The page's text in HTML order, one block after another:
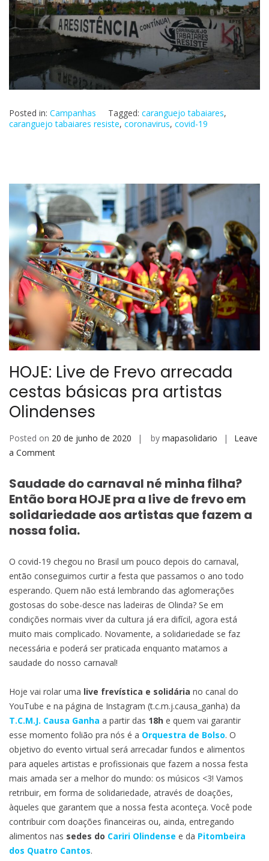
Posted in: Campanhas Tagged: caranguejo tabaiares,
caranguejo tabaiares resiste, coronavirus, covid-19
HOJE: Live de Frevo arrecada
cestas básicas pra artistas
Olindenses
Posted on 20 de junho de 2020 by mapasolidario
Leave
a Commenton
Live
de
Frevo
arrecada
cestas
pra
artistas
Olindenses
Saudade do carnaval né minha filha?
Então bora HOJE pra a live de frevo em
solidariedade aos artistas que fazem a
nossa folia.
O covid-19 chegou no Brasil um pouco depois do carnaval,
então conseguimos curtir a festa que passamos o ano todo
esperando. Quem não está lembrando das aglomerações
gostosas do sobe-desce nas ladeiras de Olinda? Se em
condições normais viver da cultura já era difícil, agora está
muito mais complicado. Novamente, a solidariedade se faz
necessária e poderá ser praticada enquanto matamos a
saudade do nosso carnaval!
Hoje vai rolar uma live frevística e solidária no canal do
YouTube e na página de Instagram (t.c.m.j.causa_ganha) da
T.C.M.J. Causa Ganha a partir das 18h e quem vai garantir
esse momento folião pra nós é a Orquestra de Bolso. O
objetivo do evento virtual será arrecadar fundos e alimentos
para aqueles artistas e profissionais que fazem a nossa festa
mais amada ser a melhor do mundo: os músicos <3! Vamos
retribuir, em forma de solidariedade, através de doações,
àqueles que garantem que a nossa festa aconteça. Você pode
contribuir com doações financeiras ou, ainda, entregando
alimentos nas sedes do Cariri Olindense e da Pitombeira
dos Quatro Cantos.